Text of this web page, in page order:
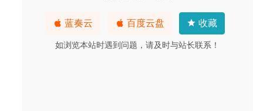
蓝奏云 百度云盘 收藏
如浏览本站时遇到问题，请及时与站长联系！
iCollections 6.5.4.65414 – 桌面图标整理神器 2020-09-11
Jump Desktop 8.5.15 – 远程桌面连接工具 2020-05-10